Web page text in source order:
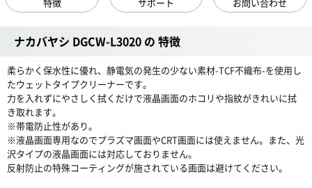
ナカバヤシ DGCW-L3020 の 特徴
柔らかく保水性に優れ、静電気の発生の少ない素材-TCF不織布-を使用し
たウェットタイプクリーナーです。
力を入れずにやさしく拭くだけで液晶画面のホコリや指紋がきれいに拭
き取れます。
※帯電防止性があり。
※液晶画面専用なのでプラズマ画面やCRT画面には使えません。また、光
沢タイプの液晶画面には対応しておりません。
反射防止の特殊コーティングが施されている画面は避けてください。